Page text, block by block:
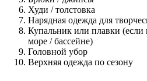
Худи / толстовка
Нарядная одежда для
Купальник или плавки (если
море / бассейне)
Головной убор
Верхняя одежда по сезону